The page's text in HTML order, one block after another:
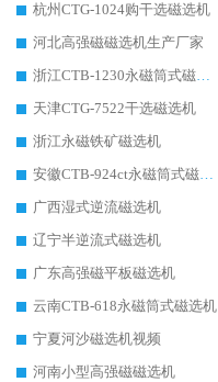
杭州CTG-1024购干选磁选机
河北高强磁磁选机生产厂家
浙江CTB-1230永磁筒式磁选机生产厂家
天津CTG-7522干选磁选机
浙江永磁铁矿磁选机
安徽CTB-924ct永磁筒式磁选机
广西湿式逆流磁选机
辽宁半逆流式磁选机
广东高强磁平板磁选机
云南CTB-618永磁筒式磁选机
宁夏河沙磁选机视频
河南小型高强磁磁选机